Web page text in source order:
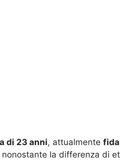
di 23 anni, attualmente
nonostante la differenza di